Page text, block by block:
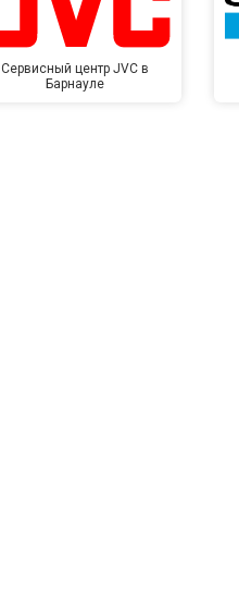
Сервисный центр JVC в
Барнауле